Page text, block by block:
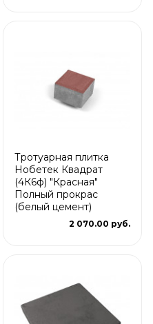
Тротуарная плитка
Нобетек Квадрат
(4К6ф) "Красная"
Полный прокрас
(белый цемент)
2 070.00 руб.